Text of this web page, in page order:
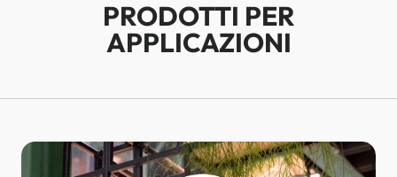
PRODOTTI PER
APPLICAZIONI